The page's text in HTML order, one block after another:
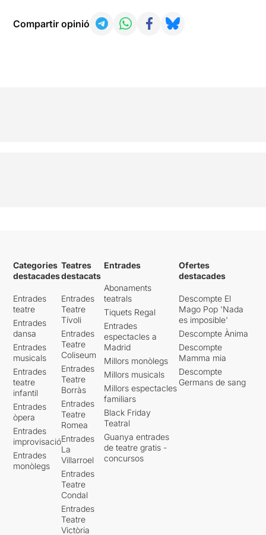
Compartir opinió
Categories
destacades
Entrades
teatre
Entrades
dansa
Entrades
musicals
Entrades
teatre
infantil
Entrades
òpera
Entrades
improvisació
Entrades
monòlegs
Teatres
destacats
Entrades
Teatre
Tívoli
Entrades
Teatre
Coliseum
Entrades
Teatre
Borràs
Entrades
Teatre
Romea
Entrades
La
Villarroel
Entrades
Teatre
Condal
Entrades
Teatre
Victòria
Entrades
Abonaments
teatrals
Tiquets Regal
Entrades
espectacles a
Madrid
Millors monòlegs
Millors musicals
Millors espectacles
familiars
Black Friday
Teatral
Guanya entrades
de teatre gratis -
concursos
Ofertes
destacades
Descompte El
Mago Pop 'Nada
es imposible'
Descompte Ànima
Descompte
Mamma mia
Descompte
Germans de sang